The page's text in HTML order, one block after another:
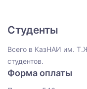
Студенты
Всего в КазНАИ им.
студентов.
Форма оплаты